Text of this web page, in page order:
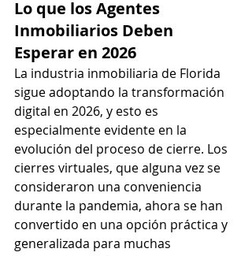
Lo que los Agentes
Inmobiliarios Deben
Esperar en 2026
La industria inmobiliaria de Florida
sigue adoptando la transformación
digital en 2026, y esto es
especialmente evidente en la
evolución del proceso de cierre. Los
cierres virtuales, que alguna vez se
consideraron una conveniencia
durante la pandemia, ahora se han
convertido en una opción práctica y
generalizada para muchas